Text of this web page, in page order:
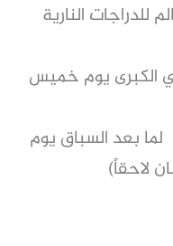
للدراجات النارية
الكبرى يوم خميس
بعد السباق يوم
لاحقاً)